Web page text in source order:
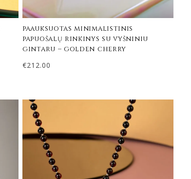
paauksuotas minimalistinis
papuošalų rinkinys su vyšniniu
gintaru – golden cherry
€212.00